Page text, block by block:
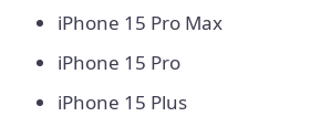
iPhone 15 Pro Max
iPhone 15 Pro
iPhone 15 Plus